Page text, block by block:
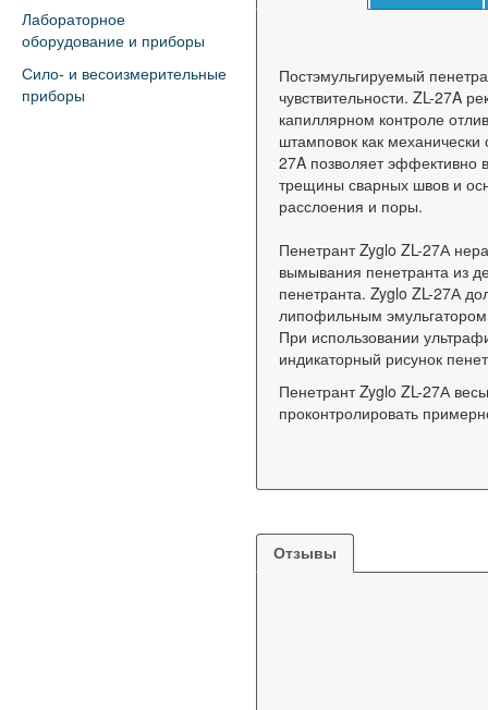
Лабораторное
оборудование и приборы
Сило- и весоизмерительные
приборы
Постэмульгируемый
чувствительности. ZL-27A
капиллярном контроле
штамповок как
27A позволяет эффективно
трещины сварных швов и
расслоения и поры.
Пенетрант Zyglo ZL-27А
вымывания пенетранта из
пенетранта. Zyglo ZL-27А
липофильным
При использовании
индикаторный рисунок
Пенетрант Zyglo ZL-27А
проконтролировать
Отзывы